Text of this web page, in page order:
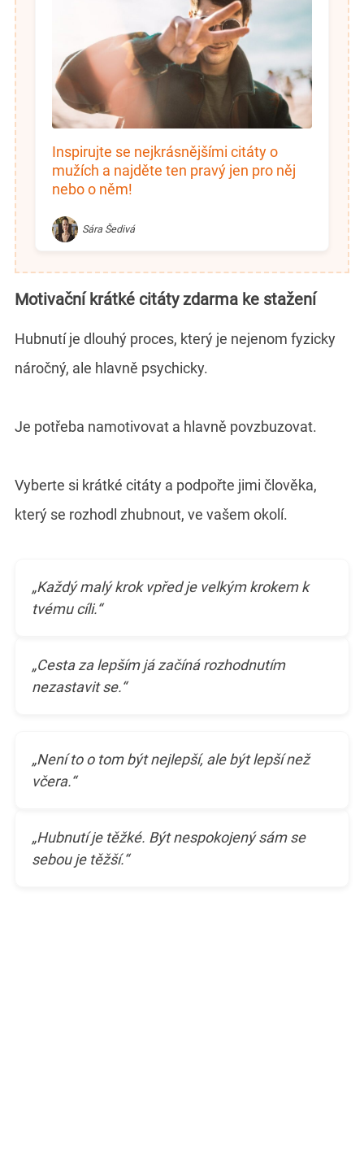
Inspirujte se nejkrásnějšími citáty o
mužích a najděte ten pravý jen pro něj
nebo o něm!
Sára Šedivá
Motivační krátké citáty zdarma ke stažení
Hubnutí je dlouhý proces, který je nejenom fyzicky
náročný, ale hlavně psychicky.
Je potřeba namotivovat a hlavně povzbuzovat.
Vyberte si krátké citáty a podpořte jimi člověka,
který se rozhodl zhubnout, ve vašem okolí.
„Každý malý krok vpřed je velkým krokem k
tvému cíli.“
„Cesta za lepším já začíná rozhodnutím
nezastavit se.“
„Není to o tom být nejlepší, ale být lepší než
včera.“
„Hubnutí je těžké. Být nespokojený sám se
sebou je těžší.“